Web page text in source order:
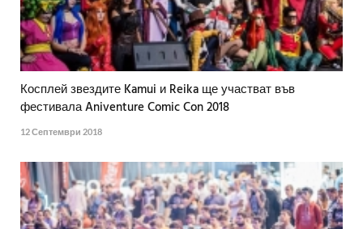
Косплей звездите Kamui и Reika ще участват във
фестивала Aniventure Comic Con 2018
12 Септември 2018